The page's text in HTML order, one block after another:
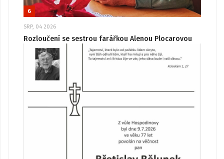
6
SRP, 04 2026
Rozloučení se sestrou farářkou Alenou Plocarovou